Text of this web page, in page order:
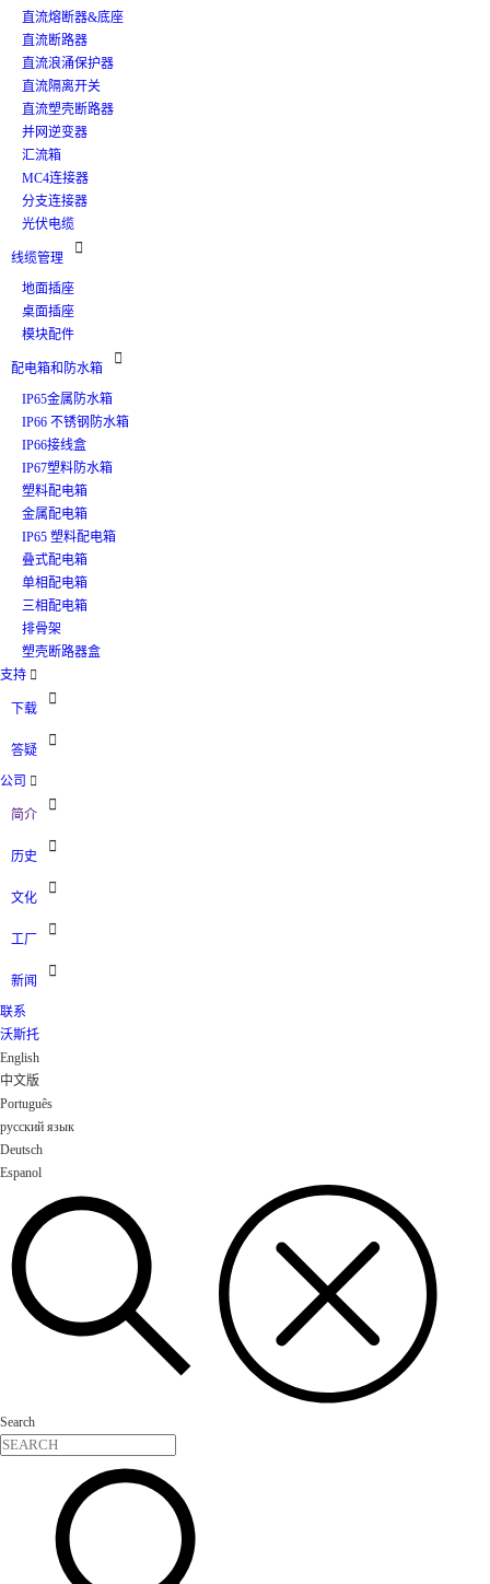
直流熔断器&底座
直流断路器
直流浪涌保护器
直流隔离开关
直流塑壳断路器
并网逆变器
汇流箱
MC4连接器
分支连接器
光伏电缆
线缆管理

地面插座
桌面插座
模块配件
配电箱和防水箱

IP65金属防水箱
IP66 不锈钢防水箱
IP66接线盒
IP67塑料防水箱
塑料配电箱
金属配电箱
IP65 塑料配电箱
叠式配电箱
单相配电箱
三相配电箱
排骨架
塑壳断路器盒
支持 
下载

答疑

公司 
简介

历史

文化

工厂

新闻

联系
沃斯托
English
中文版
Português
русский язык
Deutsch
Espanol
Search